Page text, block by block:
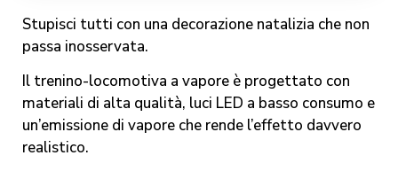
Stupisci tutti con una decorazione natalizia che non
passa inosservata.
Il trenino-locomotiva a vapore è progettato con
materiali di alta qualità, luci LED a basso consumo e
un’emissione di vapore che rende l’effetto davvero
realistico.